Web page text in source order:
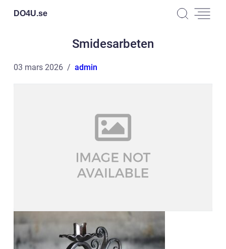
DO4U.se
Smidesarbeten
03 mars 2026 admin